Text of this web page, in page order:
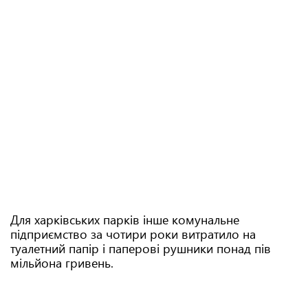
Для харківських парків інше комунальне
підприємство за чотири роки витратило на
туалетний папір і паперові рушники понад пів
мільйона гривень.